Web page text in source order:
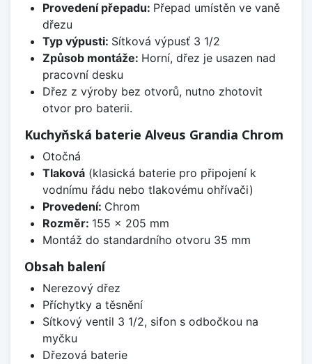
Provedení přepadu: Přepad umístěn ve vaně
dřezu
Typ výpusti: Sítková výpusť 3 1/2
Způsob montáže: Horní, dřez je usazen nad
pracovní desku
Dřez z výroby bez otvorů, nutno zhotovit
otvor pro baterii.
Kuchyňská baterie Alveus Grandia Chrom
Otočná
Tlaková(klasická baterie pro připojení k
vodnímu řádu nebo tlakovému ohřívači)
Provedení: Chrom
Rozměr: 155 x 205 mm
Montáž do standardního otvoru 35 mm
Obsah balení
Nerezový dřez
Příchytky a těsnění
Sítkový ventil 3 1/2, sifon s odbočkou na
myčku
Dřezová baterie